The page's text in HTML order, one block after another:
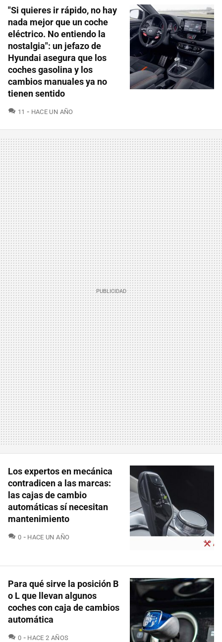
"Si quieres ir rápido, no hay
nada mejor que un coche
eléctrico. No entiendo la
nostalgia": un jefazo de
Hyundai asegura que los
coches gasolina y los
cambios manuales ya no
tienen sentido
11 COMENTARIOS
HACE UN AÑO
Los expertos en mecánica
contradicen a las marcas:
las cajas de cambio
automáticas sí necesitan
mantenimiento
0 COMENTARIOS
HACE UN AÑO
Para qué sirve la posición B
o L que llevan algunos
coches con caja de cambios
automática
0 COMENTARIOS
HACE 2 AÑOS